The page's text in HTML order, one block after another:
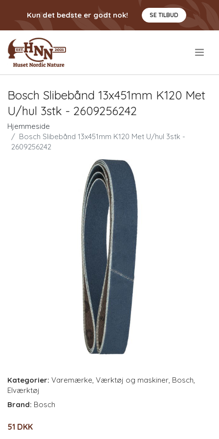
Kun det bedste er godt nok! SE TILBUD
Bosch Slibebånd 13x451mm K120 Met
U/hul 3stk - 2609256242
Hjemmeside
Bosch Slibebånd 13x451mm K120 Met U/hul 3stk -
2609256242
Kategorier: Varemærke, Værktøj og maskiner, Bosch,
Elværktøj
Brand: Bosch
51 DKK